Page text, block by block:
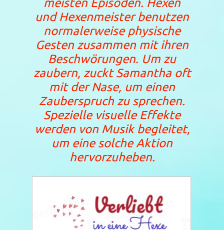
meisten Episoden. Hexen
und Hexenmeister benutzen
normalerweise physische
Gesten zusammen mit ihren
Beschwörungen. Um zu
zaubern, zuckt Samantha oft
mit der Nase, um einen
Zauberspruch zu sprechen.
Spezielle visuelle Effekte
werden von Musik begleitet,
um eine solche Aktion
hervorzuheben.